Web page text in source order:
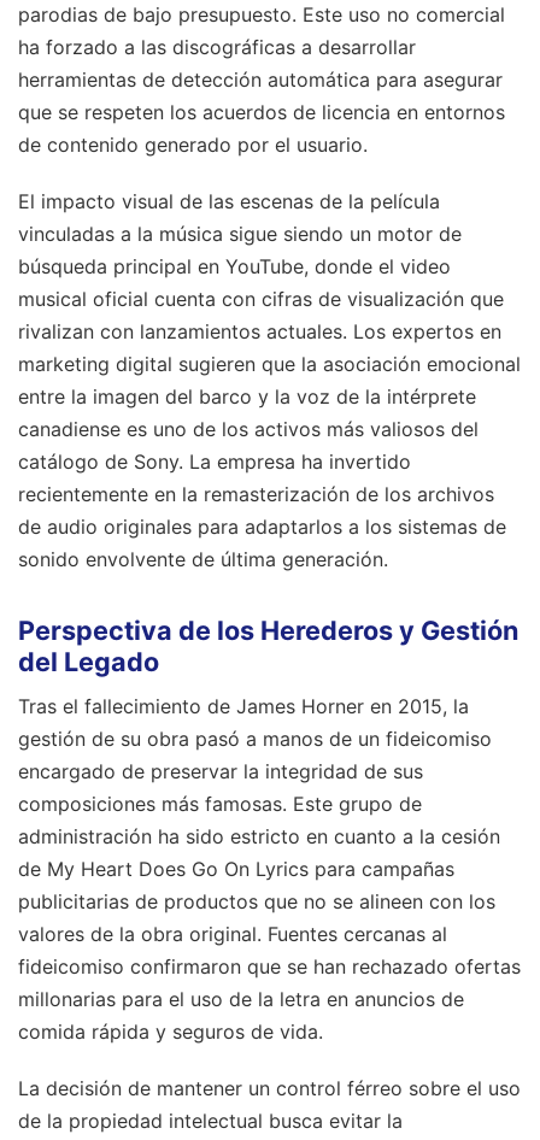
parodias de bajo presupuesto. Este uso no comercial
ha forzado a las discográficas a desarrollar
herramientas de detección automática para asegurar
que se respeten los acuerdos de licencia en entornos
de contenido generado por el usuario.
El impacto visual de las escenas de la película
vinculadas a la música sigue siendo un motor de
búsqueda principal en YouTube, donde el video
musical oficial cuenta con cifras de visualización que
rivalizan con lanzamientos actuales. Los expertos en
marketing digital sugieren que la asociación emocional
entre la imagen del barco y la voz de la intérprete
canadiense es uno de los activos más valiosos del
catálogo de Sony. La empresa ha invertido
recientemente en la remasterización de los archivos
de audio originales para adaptarlos a los sistemas de
sonido envolvente de última generación.
Perspectiva de los Herederos y Gestión
del Legado
Tras el fallecimiento de James Horner en 2015, la
gestión de su obra pasó a manos de un fideicomiso
encargado de preservar la integridad de sus
composiciones más famosas. Este grupo de
administración ha sido estricto en cuanto a la cesión
de My Heart Does Go On Lyrics para campañas
publicitarias de productos que no se alineen con los
valores de la obra original. Fuentes cercanas al
fideicomiso confirmaron que se han rechazado ofertas
millonarias para el uso de la letra en anuncios de
comida rápida y seguros de vida.
La decisión de mantener un control férreo sobre el uso
de la propiedad intelectual busca evitar la